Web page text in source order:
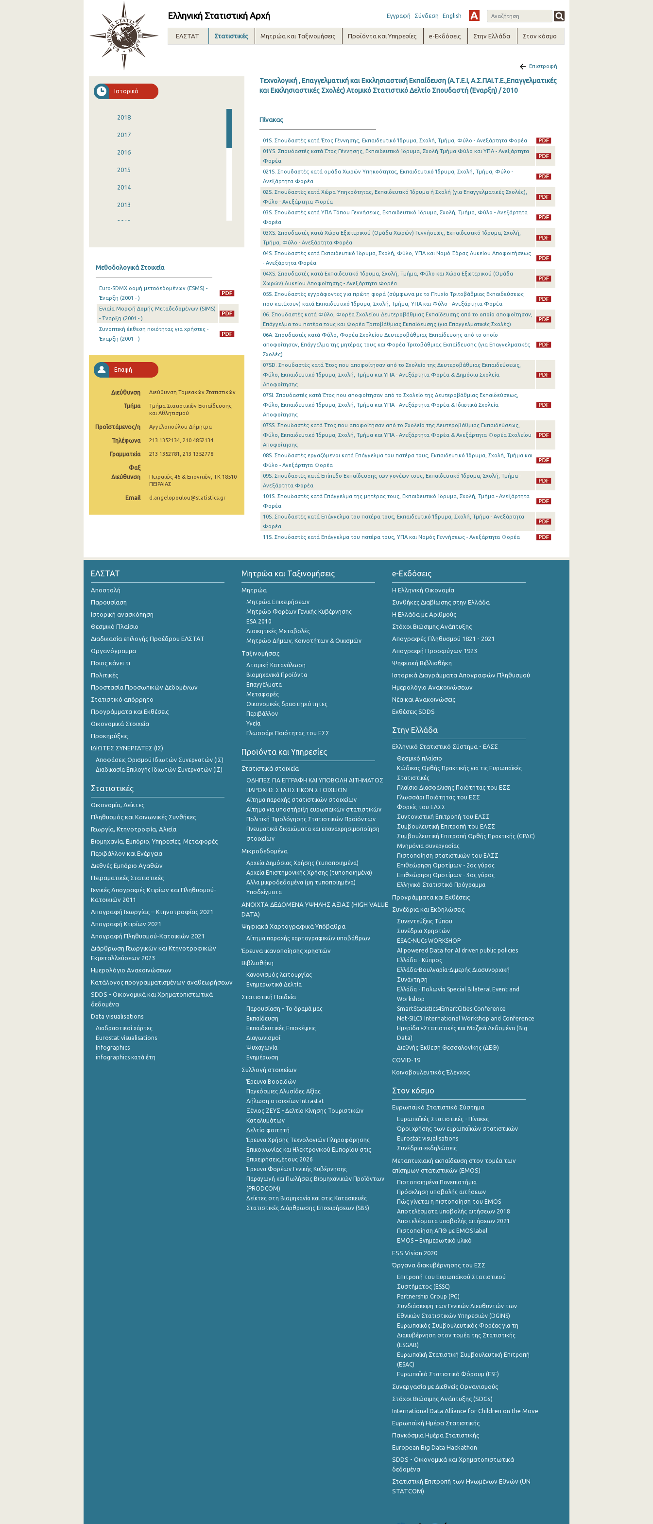
Ελληνική Στατιστική Αρχή Εγγραφή Σύνδεση English
ΕΛΣΤΑΤ Στατιστικές Μητρώα και Ταξινομήσεις Προϊόντα και Υπηρεσίες e-Εκδόσεις Στην Ελλάδα Στον κόσμο
Ιστορικό
2018
2017
2016
2015
2014
2013
2012
2008
2007
2006
2004
2003
Μεθοδολογικά Στοιχεία
Euro-SDMX δομή μεταδεδομένων (ESMS) -
Έναρξη (2001 - )
Ενιαία Μορφή Δομής Μεταδεδομένων (SIMS)
- Έναρξη (2001 - )
Συνοπτική έκθεση ποιότητας για χρήστες -
Έναρξη (2001 - )
Επαφή
Διεύθυνση Διεύθυνση Τομεακών Στατιστικών
Τμήμα
Τμήμα Στατιστικών Εκπαίδευσης
και Αθλητισμού
Προϊστάμενος/η Αγγελοπούλου Δήμητρα
Τηλέφωνα 213 1352134, 210 4852134
Γραμματεία 213 1352781, 213 1352778
Φαξ
Διεύθυνση
Πειραιώς 46 & Επονιτών, ΤΚ 18510
ΠΕΙΡΑΙΑΣ
Email d.angelopoulou@statistics.gr
Επιστροφή
Τεχνολογική , Επαγγελματική και Εκκλησιαστική Εκπαίδευση (Α.Τ.Ε.Ι, Α.Σ.ΠΑΙ.Τ.Ε.,Eπαγγελματικές
και Εκκλησιαστικές Σχολές) Ατομικό Στατιστικό Δελτίο Σπουδαστή (Έναρξη) / 2010
Πίνακας
01S. Σπουδαστές κατά Έτος Γέννησης, Εκπαιδευτικό Ίδρυμα, Σχολή, Τμήμα, Φύλο - Ανεξάρτητα Φορέα
01YS. Σπουδαστές κατά Έτος Γέννησης, Εκπαιδευτικό Ίδρυμα, Σχολή Τμήμα Φύλο και ΥΠΑ - Ανεξάρτητα
Φορέα
021S. Σπουδαστές κατά ομάδα Χωρών Υπηκοότητας, Εκπαιδευτικό Ίδρυμα, Σχολή, Τμήμα, Φύλο -
Ανεξάρτητα Φορέα
02S. Σπουδαστές κατά Χώρα Υπηκοότητας, Εκπαιδευτικό Ίδρυμα ή Σχολή (για Επαγγελματικές Σχολές),
Φύλο - Ανεξάρτητα Φορέα
03S. Σπουδαστές κατά ΥΠΑ Τόπου Γεννήσεως, Εκπαιδευτικό Ίδρυμα, Σχολή, Τμήμα, Φύλο - Ανεξάρτητα
Φορέα
03XS. Σπουδαστές κατά Χώρα Εξωτερικού (Ομάδα Χωρών) Γεννήσεως, Εκπαιδευτικό Ίδρυμα, Σχολή,
Τμήμα, Φύλο - Ανεξάρτητα Φορέα
04S. Σπουδαστές κατά Εκπαιδευτικό Ίδρυμα, Σχολή, Φύλο, ΥΠΑ και Νομό Έδρας Λυκείου Αποφοιτήσεως
- Ανεξάρτητα Φορέα
04XS. Σπουδαστές κατά Εκπαιδευτικό Ίδρυμα, Σχολή, Τμήμα, Φύλο και Χώρα Εξωτερικού (Ομάδα
Χωρών) Λυκείου Αποφοίτησης - Ανεξάρτητα Φορέα
05S. Σπουδαστές εγγράφοντες για πρώτη φορά (σύμφωνα με το Πτυχίο Τριτοβάθμιας Εκπαιδεύσεως
που κατέχουν) κατά Εκπαιδευτικό Ίδρυμα, Σχολή, Τμήμα, ΥΠΑ και Φύλο - Ανεξάρτητα Φορέα
06. Σπουδαστές κατά Φύλο, Φορέα Σχολείου Δευτεροβάθμιας Εκπαίδευσης από το οποίο αποφοίτησαν,
Επάγγελμα του πατέρα τους και Φορέα Τριτοβάθμιας Εκπαίδευσης (για Επαγγελματικές Σχολές)
06A. Σπουδαστές κατά Φύλο, Φορέα Σχολείου Δευτεροβάθμιας Εκπαίδευσης από το οποίο
αποφοίτησαν, Επάγγελμα της μητέρας τους και Φορέα Τριτοβάθμιας Εκπαίδευσης (για Επαγγελματικές
Σχολές)
07SD. Σπουδαστές κατά Έτος που αποφοίτησαν από το Σχολείο της Δευτεροβάθμιας Εκπαιδεύσεως,
Φύλο, Εκπαιδευτικό Ίδρυμα, Σχολή, Τμήμα και ΥΠΑ - Ανεξάρτητα Φορέα & Δημόσια Σχολεία
Αποφοίτησης
07SI. Σπουδαστές κατά Έτος που αποφοίτησαν από το Σχολείο της Δευτεροβάθμιας Εκπαιδεύσεως,
Φύλο, Εκπαιδευτικό Ίδρυμα, Σχολή, Τμήμα και ΥΠΑ - Ανεξάρτητα Φορέα & Ιδιωτικά Σχολεία
Αποφοίτησης
07SS. Σπουδαστές κατά Έτος που αποφοίτησαν από το Σχολείο της Δευτεροβάθμιας Εκπαιδεύσεως,
Φύλο, Εκπαιδευτικό Ίδρυμα, Σχολή, Τμήμα και ΥΠΑ - Ανεξάρτητα Φορέα & Ανεξάρτητα Φορέα Σχολείου
Αποφοίτησης
08S. Σπουδαστές εργαζόμενοι κατά Επάγγελμα του πατέρα τους, Εκπαιδευτικό Ίδρυμα, Σχολή, Τμήμα και
Φύλο - Ανεξάρτητα Φορέα
09S. Σπουδαστές κατά Επίπεδο Εκπαίδευσης των γονέων τους, Εκπαιδευτικό Ίδρυμα, Σχολή, Τμήμα -
Ανεξάρτητα Φορέα
101S. Σπουδαστές κατά Επάγγελμα της μητέρας τους, Εκπαιδευτικό Ίδρυμα, Σχολή, Τμήμα - Ανεξάρτητα
Φορέα
10S. Σπουδαστές κατά Επάγγελμα του πατέρα τους, Εκπαιδευτικό Ίδρυμα, Σχολή, Τμήμα - Ανεξάρτητα
Φορέα
11S. Σπουδαστές κατά Επάγγελμα του πατέρα τους, ΥΠΑ και Νομός Γεννήσεως - Ανεξάρτητα Φορέα
ΕΛΣΤΑΤ
Αποστολή
Παρουσίαση
Ιστορική ανασκόπηση
Θεσμικό Πλαίσιο
Διαδικασία επιλογής Προέδρου ΕΛΣΤΑΤ
Οργανόγραμμα
Ποιος κάνει τι
Πολιτικές
Προστασία Προσωπικών Δεδομένων
Στατιστικό απόρρητο
Προγράμματα και Εκθέσεις
Οικονομικά Στοιχεία
Προκηρύξεις
ΙΔΙΩΤΕΣ ΣΥΝΕΡΓΑΤΕΣ (ΙΣ)
Αποφάσεις Ορισμού Ιδιωτών Συνεργατών (ΙΣ)
Διαδικασία Επιλογής Ιδιωτών Συνεργατών (ΙΣ)
Στατιστικές
Οικονομία, Δείκτες
Πληθυσμός και Κοινωνικές Συνθήκες
Γεωργία, Κτηνοτροφία, Αλιεία
Βιομηχανία, Εμπόριο, Υπηρεσίες, Μεταφορές
Περιβάλλον και Ενέργεια
Διεθνές Εμπόριο Αγαθών
Πειραματικές Στατιστικές
Γενικές Απογραφές Κτιρίων και Πληθυσμού-
Κατοικιών 2011
Απογραφή Γεωργίας – Κτηνοτροφίας 2021
Απογραφή Κτιρίων 2021
Απογραφή Πληθυσμού-Κατοικιών 2021
Διάρθρωση Γεωργικών και Κτηνοτροφικών
Εκμεταλλεύσεων 2023
Ημερολόγιο Ανακοινώσεων
Κατάλογος προγραμματισμένων αναθεωρήσεων
SDDS - Οικονομικά και Χρηματοπιστωτικά
δεδομένα
Data visualisations
Διαδραστικοί χάρτες
Eurostat visualisations
Infographics
infographics κατά έτη
Μητρώα και Ταξινομήσεις
Μητρώα
Μητρώα Επιχειρήσεων
Μητρώο Φορέων Γενικής Κυβέρνησης
ESA 2010
Διοικητικές Μεταβολές
Μητρώο Δήμων, Κοινοτήτων & Οικισμών
Ταξινομήσεις
Ατομική Κατανάλωση
Βιομηχανικά Προϊόντα
Επαγγέλματα
Μεταφορές
Οικονομικές δραστηριότητες
Περιβάλλον
Υγεία
Γλωσσάρι Ποιότητας του ΕΣΣ
Προϊόντα και Υπηρεσίες
Στατιστικά στοιχεία
ΟΔΗΓΙΕΣ ΓΙΑ ΕΓΓΡΑΦΗ ΚΑΙ ΥΠΟΒΟΛΗ ΑΙΤΗΜΑΤΟΣ
ΠΑΡΟΧΗΣ ΣΤΑΤΙΣΤΙΚΩΝ ΣΤΟΙΧΕΙΩΝ
Αίτημα παροχής στατιστικών στοιχείων
Αίτημα για υποστήριξη ευρωπαϊκών στατιστικών
Πολιτική Τιμολόγησης Στατιστικών Προϊόντων
Πνευματικά δικαιώματα και επαναχρησιμοποίηση
στοιχείων
Μικροδεδομένα
Αρχεία Δημόσιας Χρήσης (τυποποιημένα)
Αρχεία Επιστημονικής Χρήσης (τυποποιημένα)
Άλλα μικροδεδομένα (μη τυποποιημένα)
Υποδείγματα
ANOIXTA ΔΕΔΟΜΕΝΑ ΥΨΗΛΗΣ ΑΞΙΑΣ (HIGH VALUE
DATA)
Ψηφιακά Χαρτογραφικά Υπόβαθρα
Αίτημα παροχής χαρτογραφικών υποβάθρων
Έρευνα ικανοποίησης χρηστών
Βιβλιοθήκη
Κανονισμός λειτουργίας
Ενημερωτικά Δελτία
Στατιστική Παιδεία
Παρουσίαση - Το όραμά μας
Εκπαίδευση
Εκπαιδευτικές Επισκέψεις
Διαγωνισμοί
Ψυχαγωγία
Ενημέρωση
Συλλογή στοιχείων
Έρευνα Βοοειδών
Παγκόσμιες Αλυσίδες Αξίας
Δήλωση στοιχείων Intrastat
Ξένιος ΖΕΥΣ - Δελτίο Κίνησης Τουριστικών
Καταλυμάτων
Δελτίο φοιτητή
Έρευνα Χρήσης Τεχνολογιών Πληροφόρησης
Επικοινωνίας και Ηλεκτρονικού Εμπορίου στις
Επιχειρήσεις,έτους 2026
Έρευνα Φορέων Γενικής Κυβέρνησης
Παραγωγή και Πωλήσεις Βιομηχανικών Προϊόντων
(PRODCOM)
Δείκτες στη Βιομηχανία και στις Κατασκευές
Στατιστικές Διάρθρωσης Επιχειρήσεων (SBS)
e-Εκδόσεις
Η Ελληνική Οικονομία
Συνθήκες Διαβίωσης στην Ελλάδα
Η Ελλάδα με Αριθμούς
Στόχοι Βιώσιμης Ανάπτυξης
Απογραφές Πληθυσμού 1821 - 2021
Απογραφή Προσφύγων 1923
Ψηφιακή Βιβλιοθήκη
Ιστορικά Διαγράμματα Απογραφών Πληθυσμού
Ημερολόγιο Ανακοινώσεων
Νέα και Ανακοινώσεις
Εκθέσεις SDDS
Στην Ελλάδα
Ελληνικό Στατιστικό Σύστημα - ΕΛΣΣ
Θεσμικό πλαίσιο
Κώδικας Ορθής Πρακτικής για τις Ευρωπαϊκές
Στατιστικές
Πλαίσιο Διασφάλισης Ποιότητας του ΕΣΣ
Γλωσσάρι Ποιότητας του ΕΣΣ
Φορείς του ΕΛΣΣ
Συντονιστική Επιτροπή του ΕΛΣΣ
Συμβουλευτική Επιτροπή του ΕΛΣΣ
Συμβουλευτική Επιτροπή Ορθής Πρακτικής (GPAC)
Μνημόνια συνεργασίας
Πιστοποίηση στατιστικών του ΕΛΣΣ
Επιθεώρηση Ομοτίμων - 2ος γύρος
Επιθεώρηση Ομοτίμων - 3ος γύρος
Ελληνικό Στατιστικό Πρόγραμμα
Προγράμματα και Εκθέσεις
Συνέδρια και Εκδηλώσεις
Συνεντεύξεις Τύπου
Συνέδρια Χρηστών
ESAC-NUCs WORKSHOP
AI powered Data for AI driven public policies
Ελλάδα - Κύπρος
Ελλάδα-Βουλγαρία-Διμερής Διασυνοριακή
Συνάντηση
Ελλάδα - Πολωνία Special Bilateral Event and
Workshop
SmartStatistics4SmartCities Conference
Net-SILC3 International Workshop and Conference
Ημερίδα «Στατιστικές και Μαζικά Δεδομένα (Big
Data)
Διεθνής Έκθεση Θεσσαλονίκης (ΔΕΘ)
COVID-19
Κοινοβουλευτικός Έλεγχος
Στον κόσμο
Ευρωπαϊκό Στατιστικό Σύστημα
Ευρωπαϊκές Στατιστικές - Πίνακες
Όροι χρήσης των ευρωπαΪκών στατιστικών
Eurostat visualisations
Συνέδρια-εκδηλώσεις
Μεταπτυχιακή εκπαίδευση στον τομέα των
επίσημων στατιστικών (EMOS)
Πιστοποιημένα Πανεπιστήμια
Πρόσκληση υποβολής αιτήσεων
Πώς γίνεται η πιστοποίηση του EMOS
Αποτελέσματα υποβολής αιτήσεων 2018
Αποτελέσματα υποβολής αιτήσεων 2021
Πιστοποίηση ΑΠΘ με EMOS label
EMOS – Ενημερωτικό υλικό
ESS Vision 2020
Όργανα διακυβέρνησης του ΕΣΣ
Επιτροπή του Ευρωπαϊκού Στατιστικού
Συστήματος (ESSC)
Partnership Group (PG)
Συνδιάσκεψη των Γενικών Διευθυντών των
Εθνικών Στατιστικών Υπηρεσιών (DGINS)
Ευρωπαϊκός Συμβουλευτικός Φορέας για τη
Διακυβέρνηση στον τομέα της Στατιστικής
(ESGAB)
Ευρωπαϊκή Στατιστική Συμβουλευτική Επιτροπή
(ESAC)
Ευρωπαϊκό Στατιστικό Φόρουμ (ESF)
Συνεργασία με Διεθνείς Οργανισμούς
Στόχοι Βιώσιμης Ανάπτυξης (SDGs)
International Data Alliance for Children on the Move
Ευρωπαϊκή Ημέρα Στατιστικής
Παγκόσμια Ημέρα Στατιστικής
European Big Data Hackathon
SDDS - Οικονομικά και Χρηματοπιστωτικά
δεδομένα
Στατιστική Επιτροπή των Ηνωμένων Εθνών (UN
STATCOM)